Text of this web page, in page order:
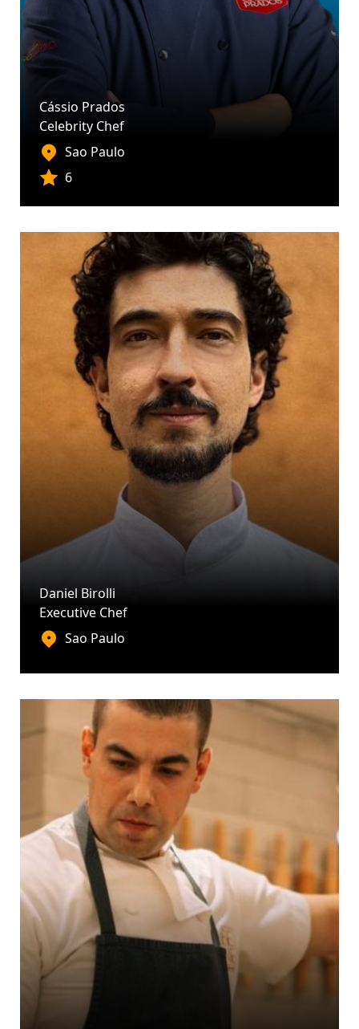
Cássio Prados
Celebrity Chef
Sao Paulo
6
Daniel Birolli
Executive Chef
Sao Paulo